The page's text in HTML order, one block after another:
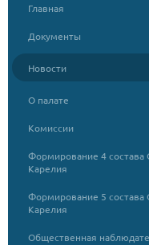
Главная
Документы
Новости
О палате
Комиссии
Формирование 4 состава
Карелия
Формирование 5 состава
Карелия
Общественная